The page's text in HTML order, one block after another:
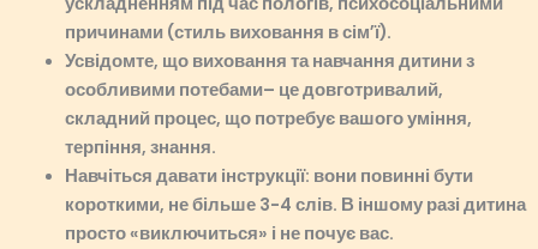
причинами (стиль виховання в сім’ї).
Усвідомте, що виховання та навчання дитини з
особливими потебами– це довготривалий,
складний процес, що потребує вашого уміння,
терпіння, знання.
Навчіться давати інструкції: вони повинні бути
короткими, не більше 3-4 слів. В іншому разі дитина
просто «виключиться» і не почує вас.